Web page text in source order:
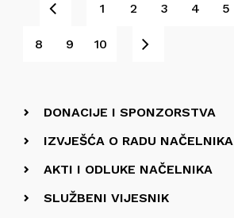
1 2 3 4 5
8 9 10
DONACIJE I SPONZORSTVA
IZVJEŠĆA O RADU NAČELNIKA
AKTI I ODLUKE NAČELNIKA
SLUŽBENI VIJESNIK